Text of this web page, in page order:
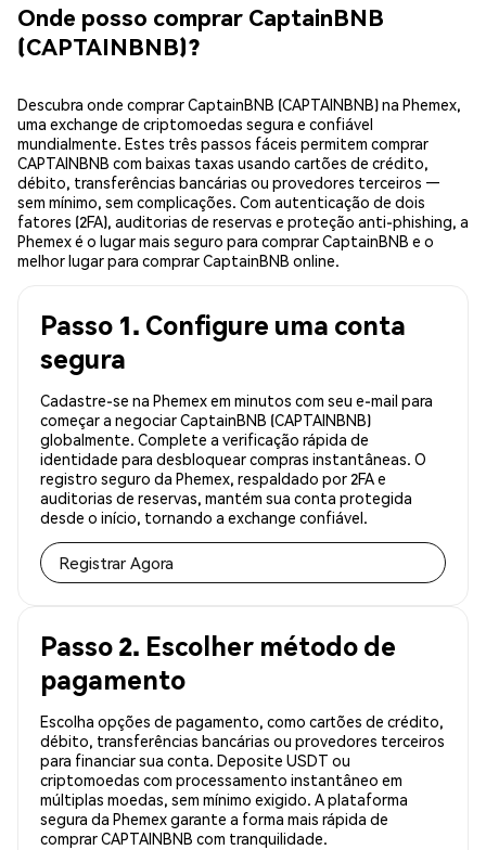
Onde posso comprar CaptainBNB
(CAPTAINBNB)?
Descubra onde comprar CaptainBNB (CAPTAINBNB) na Phemex,
uma exchange de criptomoedas segura e confiável
mundialmente. Estes três passos fáceis permitem comprar
CAPTAINBNB com baixas taxas usando cartões de crédito,
débito, transferências bancárias ou provedores terceiros —
sem mínimo, sem complicações. Com autenticação de dois
fatores (2FA), auditorias de reservas e proteção anti-phishing, a
Phemex é o lugar mais seguro para comprar CaptainBNB e o
melhor lugar para comprar CaptainBNB online.
Passo 1. Configure uma conta
segura
Cadastre-se na Phemex em minutos com seu e-mail para
começar a negociar CaptainBNB (CAPTAINBNB)
globalmente. Complete a verificação rápida de
identidade para desbloquear compras instantâneas. O
registro seguro da Phemex, respaldado por 2FA e
auditorias de reservas, mantém sua conta protegida
desde o início, tornando a exchange confiável.
Registrar Agora
Passo 2. Escolher método de
pagamento
Escolha opções de pagamento, como cartões de crédito,
débito, transferências bancárias ou provedores terceiros
para financiar sua conta. Deposite USDT ou
criptomoedas com processamento instantâneo em
múltiplas moedas, sem mínimo exigido. A plataforma
segura da Phemex garante a forma mais rápida de
comprar CAPTAINBNB com tranquilidade.